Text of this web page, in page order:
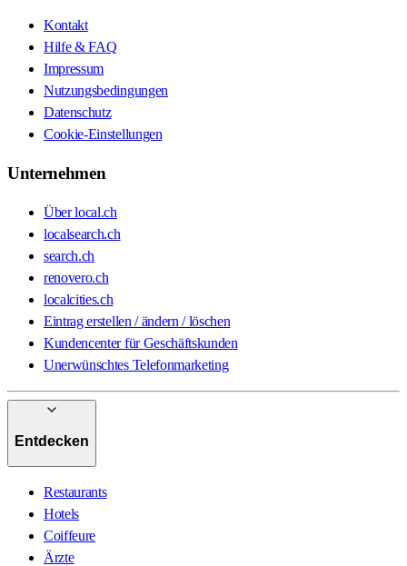
Kontakt
Hilfe & FAQ
Impressum
Nutzungsbedingungen
Datenschutz
Cookie-Einstellungen
Unternehmen
Über local.ch
localsearch.ch
search.ch
renovero.ch
localcities.ch
Eintrag erstellen / ändern / löschen
Kundencenter für Geschäftskunden
Unerwünschtes Telefonmarketing
Entdecken
Restaurants
Hotels
Coiffeure
Ärzte